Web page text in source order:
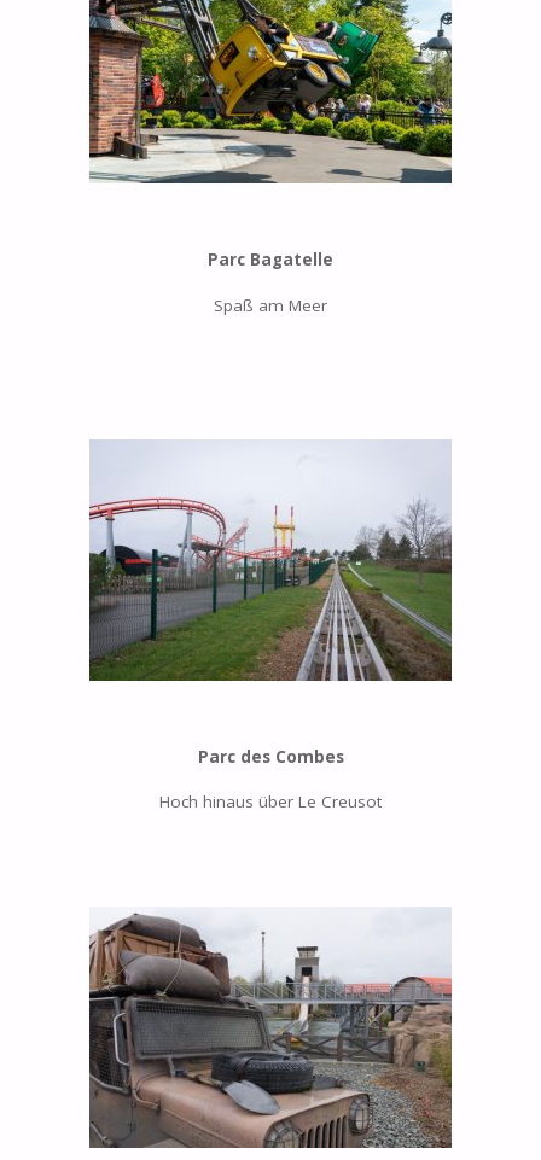
Parc Bagatelle
Spaß am Meer
Parc des Combes
Hoch hinaus über Le Creusot